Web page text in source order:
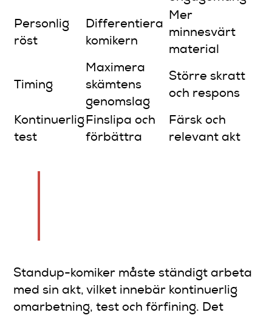
Personlig
röst
Differentiera
komikern
Mer
minnesvärt
material
Timing
Maximera
skämtens
genomslag
Större skratt
och respons
Kontinuerlig
test
Finslipa och
förbättra
Färsk och
relevant akt
Standup-komiker måste ständigt arbeta
med sin akt, vilket innebär kontinuerlig
omarbetning, test och förfining. Det